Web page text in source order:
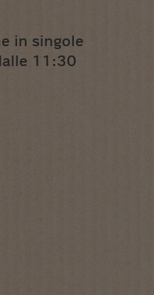
in singole
11:30